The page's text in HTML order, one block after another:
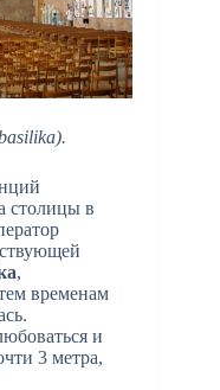
столицы в
,
временам
и
3 метра,